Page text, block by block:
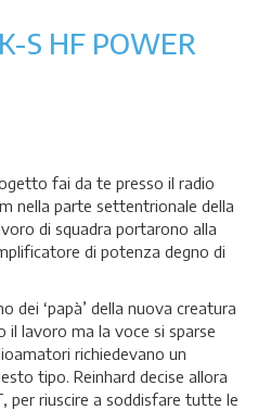
S HF POWER
fai da te presso il radio
nella parte settentrionale della
di squadra portarono alla
di potenza degno di
dei ‘papà’ della nuova creatura
lavoro ma la voce si sparse
richiedevano un
tipo. Reinhard decise allora
per riuscire a soddisfare tutte le